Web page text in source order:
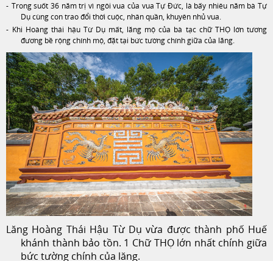
- Trong suốt 36 năm trị vì ngôi vua của vua Tự Đức, là bấy nhiêu năm bà Tự
Dụ cùng con trao đổi thời cuộc, nhân quần, khuyên nhủ vua.
- Khi Hoàng thái hậu Từ Dụ mất, lăng mộ của bà tạc chữ THỌ lớn tương
đương bề rộng chính mộ, đặt tại bức tường chính giữa của lăng.
Lăng Hoàng Thái Hậu Từ Dụ vừa được thành phố Huế
khánh thành bảo tồn. 1 Chữ THỌ lớn nhất chính giữa
bức tường chính của lăng.